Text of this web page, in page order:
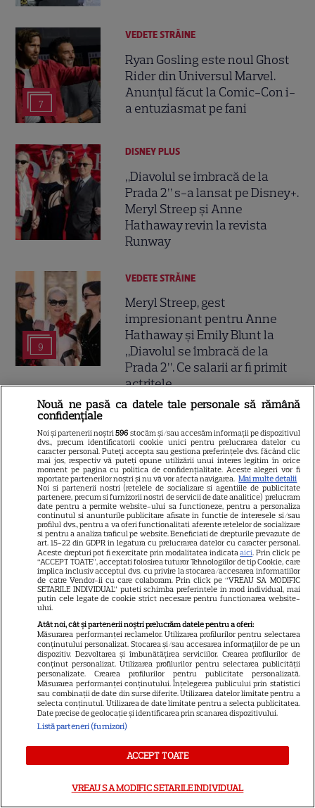
7
VEDETE STRĂINE
Ryan Gosling este noul Ghost
Rider din Universul Marvel.
Anunțul făcut la Comic-Con i-
a entuziasmat pe fani
DISNEY PLUS
„Diavolul se îmbracă de la
Prada 2” s-a lansat pe Disney+.
Meryl Streep și Anne
Hathaway revin la revista
Runway
9
VEDETE STRĂINE
Meryl Streep, gest
impresionant pentru Anne
Hathaway și Emily Blunt la
„Diavolul se îmbracă de la
Prada 2”. Ce salarii ar fi primit
actrițele
13
Tom Holland, decizie radicală
pentru noul său film! Ce
promisiune a făcut actorul
după momentele virale în care
a făcut senzație prin dans
SKYSHOWTIME
Scarlett Johansson și Kristin
Scott Thomas, din nou mamă
și fiică pe ecran în „My
Mother's Wedding”. Când
apare filmul pe SkyShowtime
PRIME VIDEO
Jamie Campbell Bower, starul
din „Stranger Things”, intră în
universul „Stăpânul Inelelor”.
Ce rol legendar va interpreta în
sezonul 3
Nouă ne pasă ca datele tale personale să rămână
confidențiale
Noi și partenerii noștri596 stocăm și/sau accesăm informații pe dispozitivul
dvs., precum identificatorii cookie unici pentru prelucrarea datelor cu
caracter personal. Puteți accepta sau gestiona preferințele dvs. făcând clic
mai jos, respectiv vă puteți opune utilizării unui interes legitim în orice
moment pe pagina cu politica de confidențialitate. Aceste alegeri vor fi
raportate partenerilor noștri și nu vă vor afecta navigarea. Mai multe detalii
Noi si partenerii nostri (retelele de socializare si agentiile de publicitate
partenere, precum si furnizorii nostri de servicii de date analitice) prelucram
date pentru a permite website-ului sa functioneze, pentru a personaliza
continutul si anunturile publicitare afisate in functie de interesele si/sau
profilul dvs., pentru a va oferi functionalitati aferente retelelor de socializare
si pentru a analiza traficul pe website. Beneficiati de drepturile prevazute de
art. 15-22 din GDPR in legatura cu prelucrarea datelor cu caracter personal.
Aceste drepturi pot fi exercitate prin modalitatea indicataaici. Prin click pe
“ACCEPT TOATE”, acceptati folosirea tuturor Tehnologiilor de tip Cookie, care
implica inclusiv acceptul dvs. cu privire la stocarea/accesarea informatiilor
de catre Vendor-ii cu care colaboram. Prin click pe “VREAU SA MODIFIC
SETARILE INDIVIDUAL” puteti schimba preferintele in mod individual, mai
putin cele legate de cookie strict necesare pentru functionarea website-
ului.
Atât noi, cât și partenerii noștri prelucrăm datele pentru a oferi:
Măsurarea performanței reclamelor. Utilizarea profilurilor pentru selectarea
conținutului personalizat. Stocarea și/sau accesarea informațiilor de pe un
dispozitiv. Dezvoltarea și îmbunătățirea serviciilor. Crearea profilurilor de
conținut personalizat. Utilizarea profilurilor pentru selectarea publicității
personalizate. Crearea profilurilor pentru publicitate personalizată.
Măsurarea performanței conținutului. Înțelegerea publicului prin statistici
sau combinații de date din surse diferite. Utilizarea datelor limitate pentru a
selecta conținutul. Utilizarea de date limitate pentru a selecta publicitatea.
Date precise de geolocație și identificarea prin scanarea dispozitivului.
Listă parteneri (furnizori)
ACCEPT TOATE
VREAU SA MODIFIC SETARILE INDIVIDUAL